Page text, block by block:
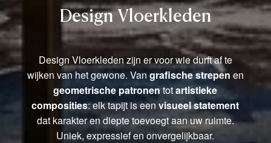
Design Vloerkleden
Design Vloerkleden zijn er voor wie durft af te
wijken van het gewone. Vangrafische strepen en
geometrische patronentotartistieke
composities: elk tapijt is eenvisueel statement
dat karakter en diepte toevoegt aan uw ruimte.
Uniek, expressief en onvergelijkbaar.